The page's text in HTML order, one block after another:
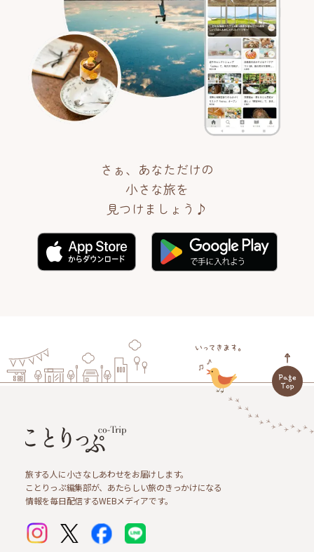
さぁ、あなただけの
小さな旅を
見つけましょう♪
旅する人に小さなしあわせをお届けします。
ことりっぷ編集部が、あたらしい旅のきっかけになる
情報を毎日配信するWEBメディアです。